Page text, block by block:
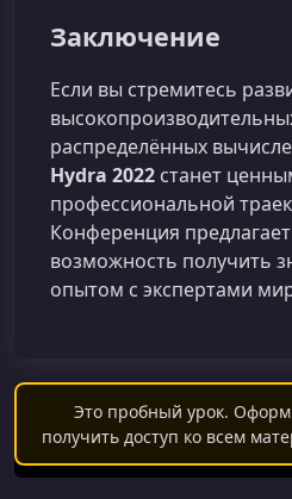
Заключение
Если вы стремитесь
распределённых
Hydra 2022 станет
профессиональной
Конференция
возможность получить
опытом с экспертами
Это пробный урок.
получить доступ ко всем